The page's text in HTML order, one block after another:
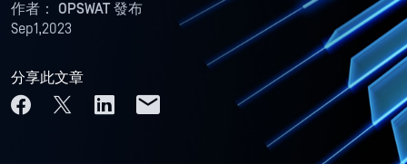
作者： OPSWAT 發布
Sep1,2023
分享此文章